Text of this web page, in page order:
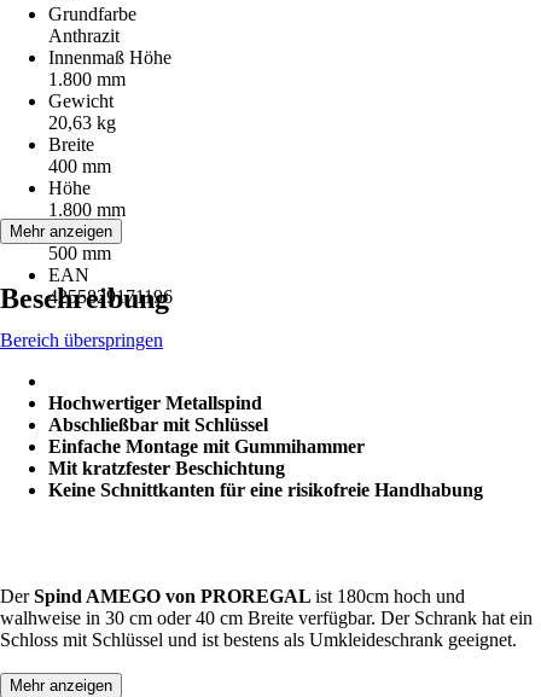
Grundfarbe
Anthrazit
Innenmaß Höhe
1.800 mm
Gewicht
20,63 kg
Breite
400 mm
Höhe
1.800 mm
Tiefe
500 mm
EAN
4255829171196
Mehr anzeigen
Beschreibung
Bereich überspringen
Hochwertiger Metallspind
Abschließbar mit Schlüssel
Einfache Montage mit Gummihammer
Mit kratzfester Beschichtung
Keine Schnittkanten für eine risikofreie Handhabung
DerSpind AMEGO von PROREGAL ist 180cm hoch und
walhweise in 30 cm oder 40 cm Breite verfügbar. Der Schrank hat ein
Schloss mit Schlüssel und ist bestens als Umkleideschrank geeignet.
Mehr anzeigen